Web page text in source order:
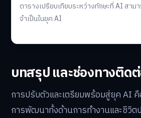
ตารางเปรียบเทียบระหว่างทักษะที่ AI สาม
จำเป็นในยุค AI
บทสรุป และช่องทางติด
การปรับตัวและเตรียมพร้อมสู่ยุค AI
การพัฒนาทั้งด้านการทำงานและชีวิต